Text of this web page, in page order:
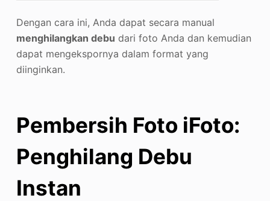
Dengan cara ini, Anda dapat secara manual
menghilangkan debu dari foto Anda dan kemudian
dapat mengekspornya dalam format yang
diinginkan.
Pembersih Foto iFoto:
Penghilang Debu
Instan